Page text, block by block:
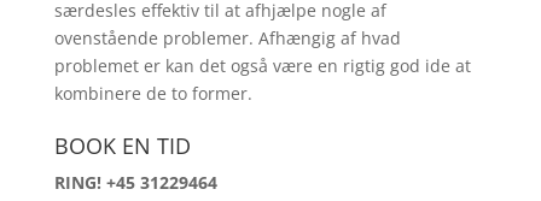
særdesles effektiv til at afhjælpe nogle af
ovenstående problemer. Afhængig af hvad
problemet er kan det også være en rigtig god ide at
kombinere de to former.
BOOK EN TID
RING! +45 31229464